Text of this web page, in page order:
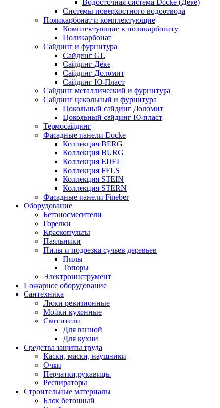
Водосточная система Docke (Деке)
Системы поверхостного водоотвода
Поликарбонат и комплектующие
Комплектующие к поликарбонату
Поликарбонат
Сайдинг и фурнитура
Сайдинг GL
Сайдинг Дёке
Сайдинг Доломит
Сайдинг Ю-Пласт
Сайдинг металлический и фурнитура
Сайдинг цокольный и фурнитура
Цокольный сайдинг Доломит
Цокольный сайдинг Ю-пласт
Термосайдинг
Фасадные панели Docke
Коллекция BERG
Коллекция BURG
Коллекция EDEL
Коллекция FELS
Коллекция STEIN
Коллекция STERN
Фасадные панели Fineber
Оборудование
Бетоносмесители
Горелки
Краскопульты
Паяльники
Пилы и подрезка сучьев деревьев
Пилы
Топоры
Электроинструмент
Пожарное оборудование
Сантехника
Люки ревизионные
Мойки кухонные
Смесители
Для ванной
Для кухни
Средства защиты труда
Каски, маски, наушники
Очки
Перчатки,рукавицы
Респираторы
Строительные материалы
Блок бетонный